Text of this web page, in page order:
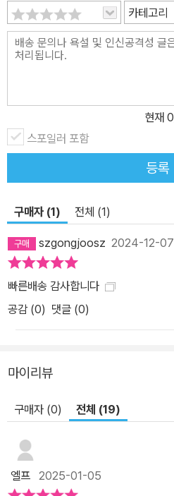
카테고리
현재 0
스포일러 포함
등록
구매자 (1) 전체 (1)
szgongjoosz 2024-12-07
빠른배송 감사합니다
공감 (0) 댓글 (0)
마이리뷰
구매자 (0) 전체 (19)
엘프 2025-01-05